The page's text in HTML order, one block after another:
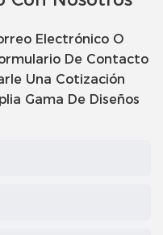
Electrónico O
De Contacto
Una Cotización
Gama De Diseños